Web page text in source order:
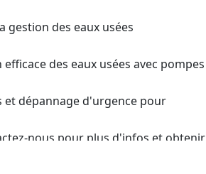
gestion des eaux usées
des eaux usées avec pompes
et dépannage d'urgence pour
nous pour plus d'infos et obtenir